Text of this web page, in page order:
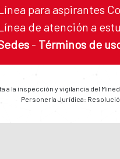
para aspirantes
de atención a
- Términos de
la inspección y vigilancia del
Personería Jurídica: